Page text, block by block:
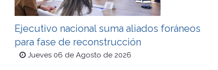
Ejecutivo nacional suma aliados foráneos
para fase de reconstrucción
Jueves 06 de Agosto de 2026